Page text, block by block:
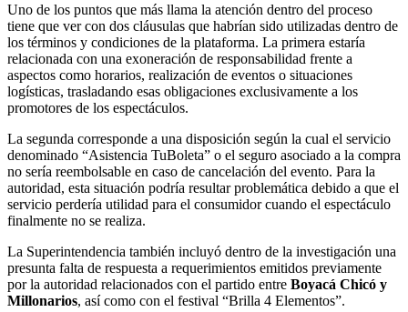
Uno de los puntos que más llama la atención dentro del proceso
tiene que ver con dos cláusulas que habrían sido utilizadas dentro de
los términos y condiciones de la plataforma. La primera estaría
relacionada con una exoneración de responsabilidad frente a
aspectos como horarios, realización de eventos o situaciones
logísticas, trasladando esas obligaciones exclusivamente a los
promotores de los espectáculos.
La segunda corresponde a una disposición según la cual el servicio
denominado “Asistencia TuBoleta” o el seguro asociado a la compra
no sería reembolsable en caso de cancelación del evento. Para la
autoridad, esta situación podría resultar problemática debido a que el
servicio perdería utilidad para el consumidor cuando el espectáculo
finalmente no se realiza.
La Superintendencia también incluyó dentro de la investigación una
presunta falta de respuesta a requerimientos emitidos previamente
por la autoridad relacionados con el partido entre Boyacá Chicó y
Millonarios, así como con el festival “Brilla 4 Elementos”.